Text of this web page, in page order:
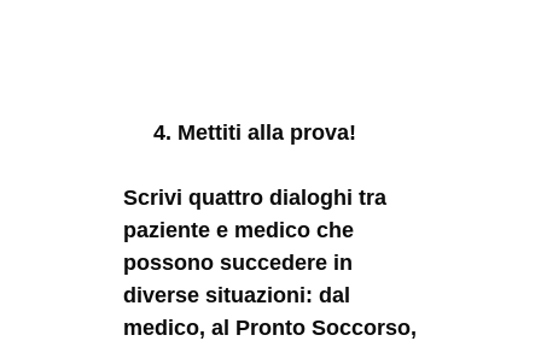
4. Mettiti alla prova!
Scrivi quattro dialoghi tra
paziente e medico che
possono succedere in
diverse situazioni: dal
medico, al Pronto Soccorso,